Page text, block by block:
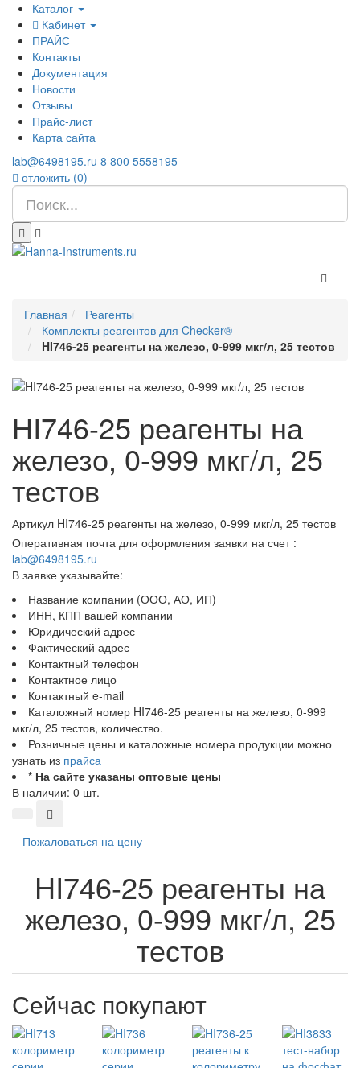
Каталог
Кабинет
ПРАЙС
Контакты
Документация
Новости
Отзывы
Прайс-лист
Карта сайта
lab@6498195.ru 8 800 5558195
отложить (0)
Главная
Реагенты
Комплекты реагентов для Checker®
HI746-25 реагенты на железо, 0-999 мкг/л, 25 тестов
HI746-25 реагенты на
железо, 0-999 мкг/л, 25
тестов
Артикул HI746-25 реагенты на железо, 0-999 мкг/л, 25 тестов
Оперативная почта для оформления заявки на счет :
lab@6498195.ru
В заявке указывайте:
Название компании (ООО, АО, ИП)
ИНН, КПП вашей компании
Юридический адрес
Фактический адрес
Контактный телефон
Контактное лицо
Контактный e-mail
Каталожный номер HI746-25 реагенты на железо, 0-999
мкг/л, 25 тестов, количество.
Розничные цены и каталожные номера продукции можно
узнать из прайса
* На сайте указаны оптовые цены
В наличии: 0 шт.
Пожаловаться на цену
HI746-25 реагенты на
железо, 0-999 мкг/л, 25
тестов
Сейчас покупают